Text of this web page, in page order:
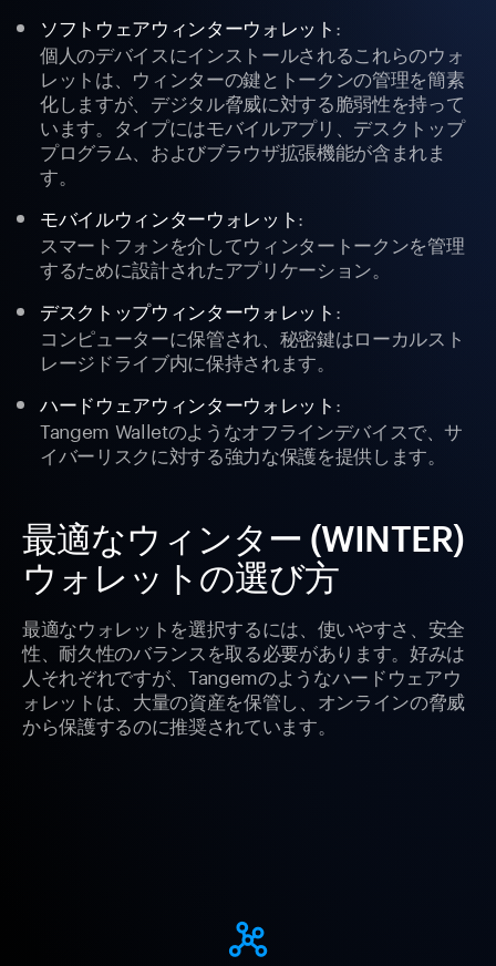
ソフトウェアウィンターウォレット :
個人のデバイスにインストールされるこれらのウォ
レットは、ウィンターの鍵とトークンの管理を簡素
化しますが、デジタル脅威に対する脆弱性を持って
います。タイプにはモバイルアプリ、デスクトップ
プログラム、およびブラウザ拡張機能が含まれま
す。
モバイルウィンターウォレット :
スマートフォンを介してウィンタートークンを管理
するために設計されたアプリケーション。
デスクトップウィンターウォレット :
コンピューターに保管され、秘密鍵はローカルスト
レージドライブ内に保持されます。
ハードウェアウィンターウォレット :
Tangem Walletのようなオフラインデバイスで、サ
イバーリスクに対する強力な保護を提供します。
最適なウィンター (WINTER)
ウォレットの選び方
最適なウォレットを選択するには、使いやすさ、安全
性、耐久性のバランスを取る必要があります。好みは
人それぞれですが、Tangemのようなハードウェアウ
ォレットは、大量の資産を保管し、オンラインの脅威
から保護するのに推奨されています。